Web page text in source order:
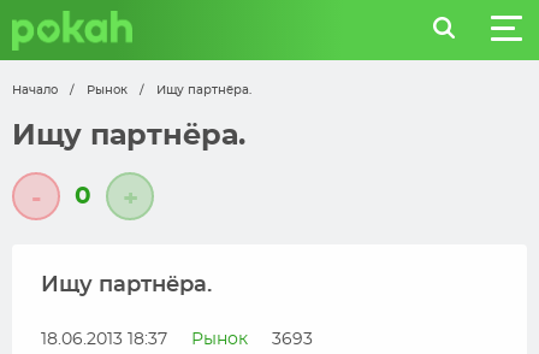
Начало / Рынок / Ищу партнёра.
Ищу партнёра.
- 0 +
Ищу партнёра.
18.06.2013 18:37 Рынок 3693